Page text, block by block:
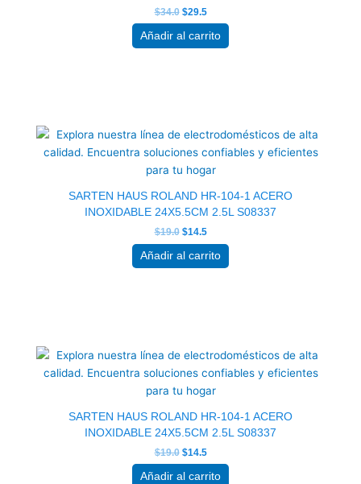
$34.0 $29.5
Añadir al carrito
SARTEN HAUS ROLAND HR-104-1 ACERO
INOXIDABLE 24X5.5CM 2.5L S08337
$19.0
original
era:
$19.0.
$14.5
actual
es:
$14.5.
Añadir al carrito
SARTEN HAUS ROLAND HR-104-1 ACERO
INOXIDABLE 24X5.5CM 2.5L S08337
$19.0
original
era:
$19.0.
$14.5
actual
es:
$14.5.
Añadir al carrito